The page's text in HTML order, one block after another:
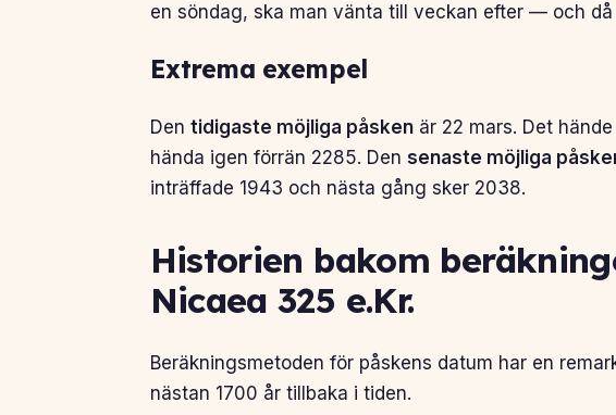
en söndag, ska man vänta till veckan efter — och
Extrema exempel
Den tidigaste möjliga påskenär 22 mars. Det
hända igen förrän 2285. Den senaste möjliga
inträffade 1943 och nästa gång sker 2038.
Historien bakom
Nicaea 325 e.Kr.
Beräkningsmetoden för påskens datum har en
nästan 1700 år tillbaka i tiden.